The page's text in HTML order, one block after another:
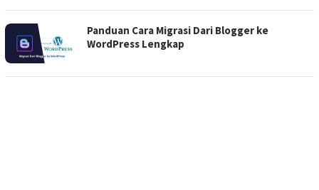
Panduan Cara Migrasi Dari Blogger ke
WordPress Lengkap